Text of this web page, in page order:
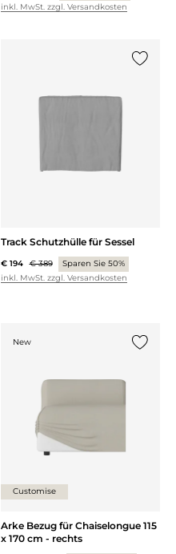
inkl. MwSt. zzgl. Versandkosten
Track Schutzhülle für Sessel
€ 194 € 389
Sparen Sie 50%
inkl. MwSt. zzgl. Versandkosten
New
Customise
Arke Bezug für Chaiselongue 115
x 170 cm - rechts